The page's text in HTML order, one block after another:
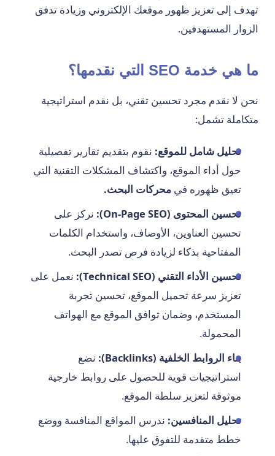
تهدف إلى تعزيز ظهور موقعك الإلكتروني وزيادة تدفق
الزوار المستهدفين.
ما هي خدمة SEO التي نقدمها؟
نحن لا نقدم مجرد تحسين تقني، بل نقدم استراتيجية
متكاملة تشمل:
تحليل شامل للموقع: نقوم بتقديم تقارير تفصيلية
حول أداء الموقع، واكتشاف المشكلات التقنية التي
تعيق ظهوره فيمحركات البحث.
تحسين المحتوى (On-Page SEO):
نركز على
تحسين العناوين، الأوصاف، واستخدام الكلمات
المفتاحية بذكاء لزيادة فرص تصدر البحث.
تحسين الأداء التقني (Technical SEO):
نعمل على
تعزيز سرعة تحميل الموقع، تحسين تجربة
المستخدم، وضمان توافق الموقع مع الهواتف
المحمولة.
بناء الروابط الخلفية (Backlinks):
نضع
استراتيجيات قوية للحصول على روابط خارجية
موثوقة لتعزيز سلطة الموقع.
تحليل المنافسين: ندرس المواقع المنافسة ووضع
خطط متقدمة للتفوق عليها.